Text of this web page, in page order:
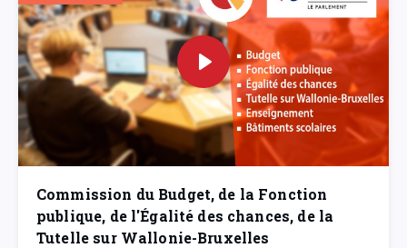
Commission du Budget, de la Fonction
publique, de l'Égalité des chances, de la
Tutelle sur Wallonie-Bruxelles